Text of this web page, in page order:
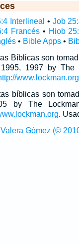
Interlineal • Job
Francés • Hiob
• Bible Apps•
Bíblicas son
1997 by The
www.lockman.org
bíblicas son
by The
.
Gómez (©